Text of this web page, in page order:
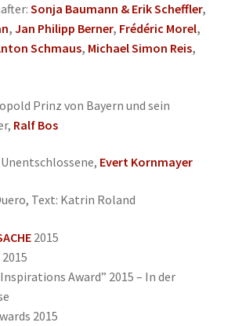
Sonja Baumann & Erik Scheffler,
, Jan Philipp Berner, Frédéric Morel,
Schmaus, Michael Simon Reis,
Prinz von Bayern und sein
Ralf Bos
Evert Kornmayer
Text: Katrin Roland
2015
Award” 2015 – In der
2015